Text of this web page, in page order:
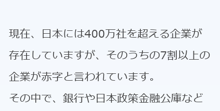
現在、日本には400万社を超える企業が
存在していますが、そのうちの7割以上の
企業が赤字と言われています。
その中で、銀行や日本政策金融公庫など